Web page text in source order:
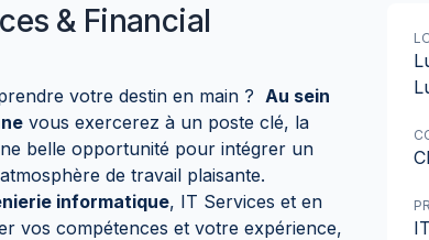
& Financial
votre destin en main ? Au sein
vous exercerez à un poste clé, la
belle opportunité pour intégrer un
de travail plaisante.
informatique, IT Services et en
vos compétences et votre expérience,
IT